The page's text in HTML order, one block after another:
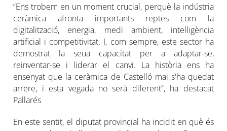
“Ens trobem en un moment crucial, perquè la indústria
ceràmica afronta importants reptes com la
digitalització, energia, medi ambient, intel·ligència
artificial i competitivitat. I, com sempre, este sector ha
demostrat la seua capacitat per a adaptar-se,
reinventar-se i liderar el canvi. La història ens ha
ensenyat que la ceràmica de Castelló mai s'ha quedat
arrere, i esta vegada no serà diferent”, ha destacat
Pallarés
En este sentit, el diputat provincial ha incidit en què és